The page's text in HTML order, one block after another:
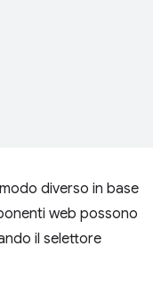
diverso in base
web possono
il selettore